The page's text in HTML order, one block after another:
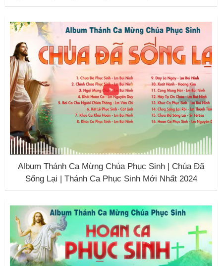
2024
Album Thánh Ca Mừng Chúa Phục Sinh | Chúa Đã
Sống Lại | Thánh Ca Phục Sinh Mới Nhất 2024